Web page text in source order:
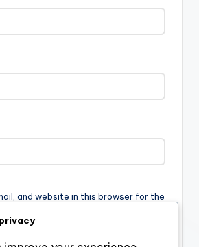
and website in this browser for the